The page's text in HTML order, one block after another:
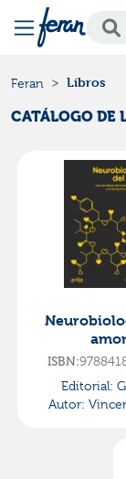
Feran Libros
CATÁLOGO DE
ISBN:
Editorial:
Autor: